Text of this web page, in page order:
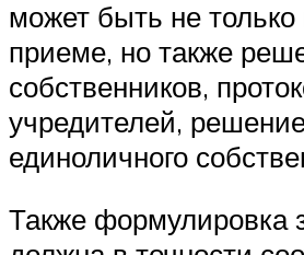
может быть не только
приеме, но также
собственников,
учредителей,
единоличного
Также формулировка